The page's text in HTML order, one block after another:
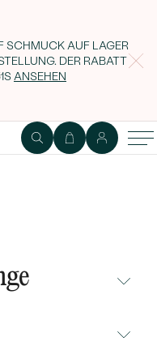
SCHMUCK AUF LAGER
DER RABATT
ANSEHEN